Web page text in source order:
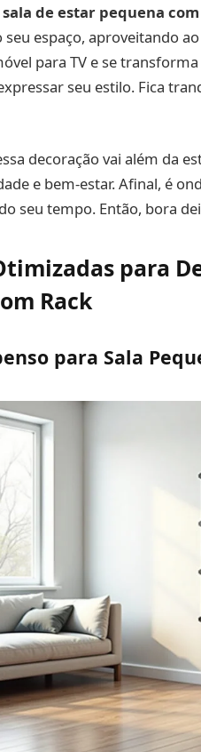
de estar pequena
seu espaço, aproveitando
para TV e se
seu estilo. Fica
decoração vai além da
e bem-estar. Afinal, é
seu tempo. Então, bora
para
Rack
para Sala